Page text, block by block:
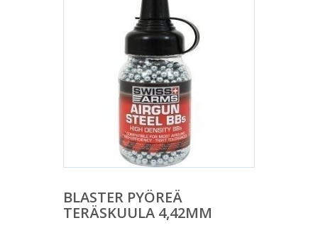
BLASTER PYÖREÄ
TERÄSKUULA 4,42MM